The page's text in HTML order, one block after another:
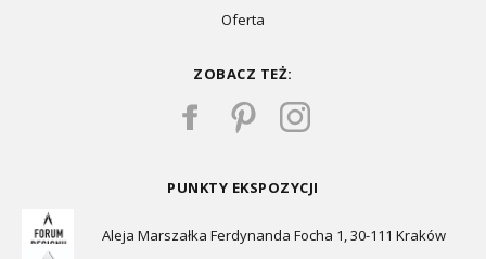
Oferta
ZOBACZ TEŻ:
PUNKTY EKSPOZYCJI
Aleja Marszałka Ferdynanda Focha 1, 30-111 Kraków